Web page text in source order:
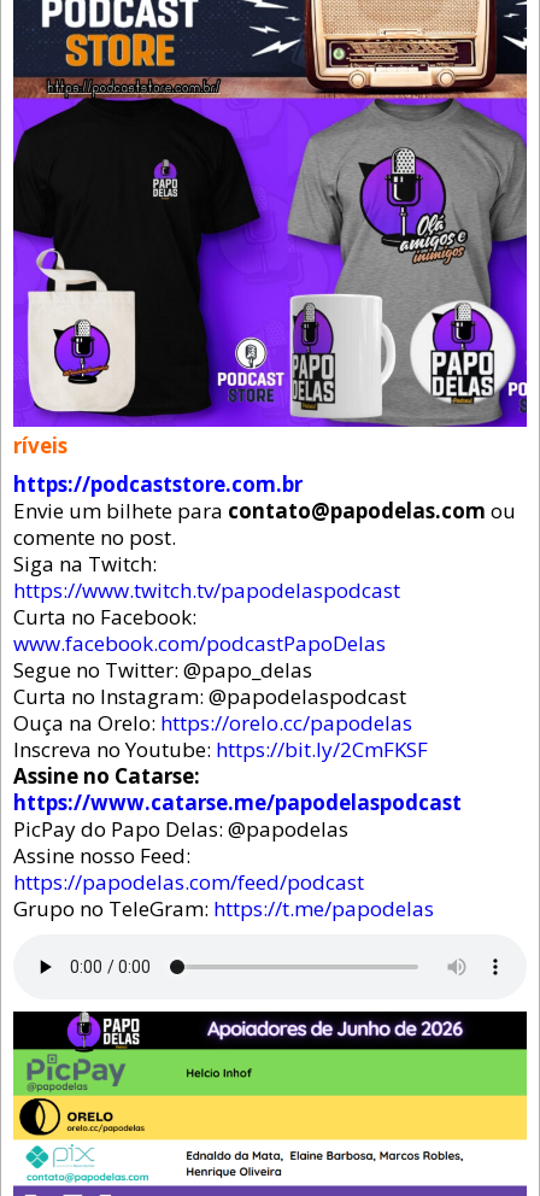
ríveis
https://podcaststore.com.br
Envie um bilhete para contato@papodelas.com ou
comente no post.
Siga na Twitch:
https://www.twitch.tv/papodelaspodcast
Curta no Facebook:
www.facebook.com/podcastPapoDelas
Segue no Twitter: @papo_delas
Curta no Instagram: @papodelaspodcast
Ouça na Orelo: https://orelo.cc/papodelas
Inscreva no Youtube: https://bit.ly/2CmFKSF
Assine no Catarse:
https://www.catarse.me/papodelaspodcast
PicPay do Papo Delas: @papodelas
Assine nosso Feed:
https://papodelas.com/feed/podcast
Grupo no TeleGram: https://t.me/papodelas